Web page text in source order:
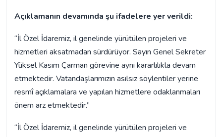
Açıklamanın devamında şu ifadelere yer verildi:
“İl Özel İdaremiz, il genelinde yürütülen projeleri ve
hizmetleri aksatmadan sürdürüyor. Sayın Genel Sekreter
Yüksel Kasım Çarman görevine aynı kararlılıkla devam
etmektedir. Vatandaşlarımızın asılsız söylentiler yerine
resmî açıklamalara ve yapılan hizmetlere odaklanmaları
önem arz etmektedir.”
“İl Özel İdaremiz, il genelinde yürütülen projeleri ve